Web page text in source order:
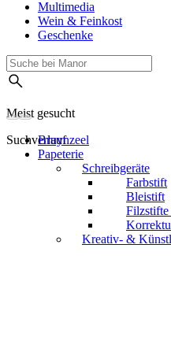
Multimedia
Wein & Feinkost
Geschenke
Meist gesucht
Suchverlauf
Bruynzeel
Papeterie
Schreibgeräte
Farbstift
Bleistift
Filzstifte
Kreativ- &